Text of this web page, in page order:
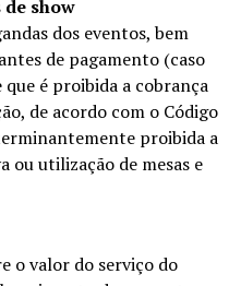
de show
dos eventos, bem
de pagamento (caso
é proibida a cobrança
de acordo com o Código
proibida a
ou utilização de mesas e
o valor do serviço do